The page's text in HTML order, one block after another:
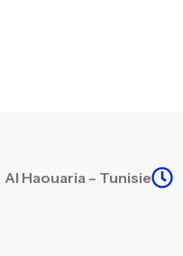
Al Haouaria – Tunisie